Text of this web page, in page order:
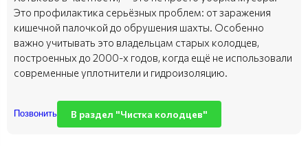
Это профилактика серьёзных проблем: от заражения
кишечной палочкой до обрушения шахты. Особенно
важно учитывать это владельцам старых колодцев,
построенных до 2000-х годов, когда ещё не использовали
современные уплотнители и гидроизоляцию.
Позвонить В раздел "Чистка колодцев"